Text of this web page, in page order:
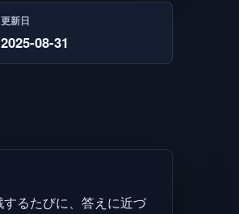
更新日
2025-08-31
るたびに、答えに近づ